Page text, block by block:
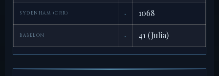
SYDENHAM (CRR) · 1068
BABELON · 41 (Julia)